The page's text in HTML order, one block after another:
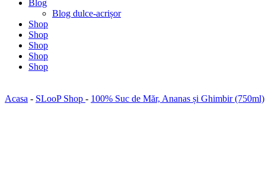
Blog
Blog dulce-acrișor
Shop
Shop
Shop
Shop
Shop
Acasa - SLooP Shop - 100% Suc de Măr, Ananas și Ghimbir (750ml)